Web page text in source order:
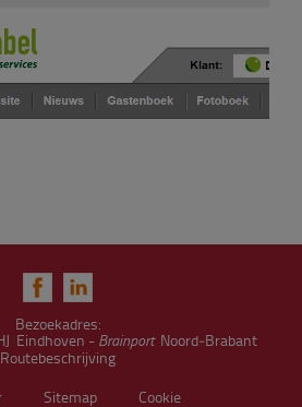
Bezoekadres:
Eindhoven - BrainportNoord‑Brabant
Routebeschrijving
Sitemap Cookie